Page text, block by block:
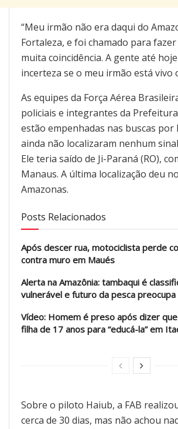
“Meu irmão não era daqui do
Fortaleza, e foi chamado para
muita coincidência. A gente até
incerteza se o meu irmão está vivo
As equipes da Força Aérea
policiais e integrantes da
estão empenhadas nas buscas por
ainda não localizaram nenhum
Ele teria saído de Ji-Paraná (RO),
Manaus. A última localização deu
Amazonas.
Posts Relacionados
Após descer rua, motociclista perde
contra muro em Maués
Alerta na Amazônia: tambaqui é
vulnerável e futuro da pesca preocupa
Vídeo: Homem é preso após dizer
filha de 17 anos para “educá-la” em
Sobre o piloto Haiub, a FAB
cerca de 30 dias, mas não achou